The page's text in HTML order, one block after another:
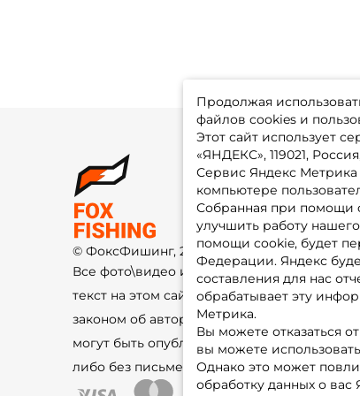
Продолжая
файлов cookies и
Этот сайт использует
«ЯНДЕКС», 119021,
Сервис Яндекс
компьютере
Собранная при помощи
улучшить работу
помощи cookie, будет
Федерации. Яндекс
составления для нас
обрабатывает эту
Метрика.
Вы можете отказаться
вы можете
Однако это может
обработку данных о
© ФоксФишинг, 2009-2026
Все фото\видео изображения и
текст на этом сайте защищены
законом об авторском праве и не
могут быть опубликованы ещё где-
либо без письменного разрешения.